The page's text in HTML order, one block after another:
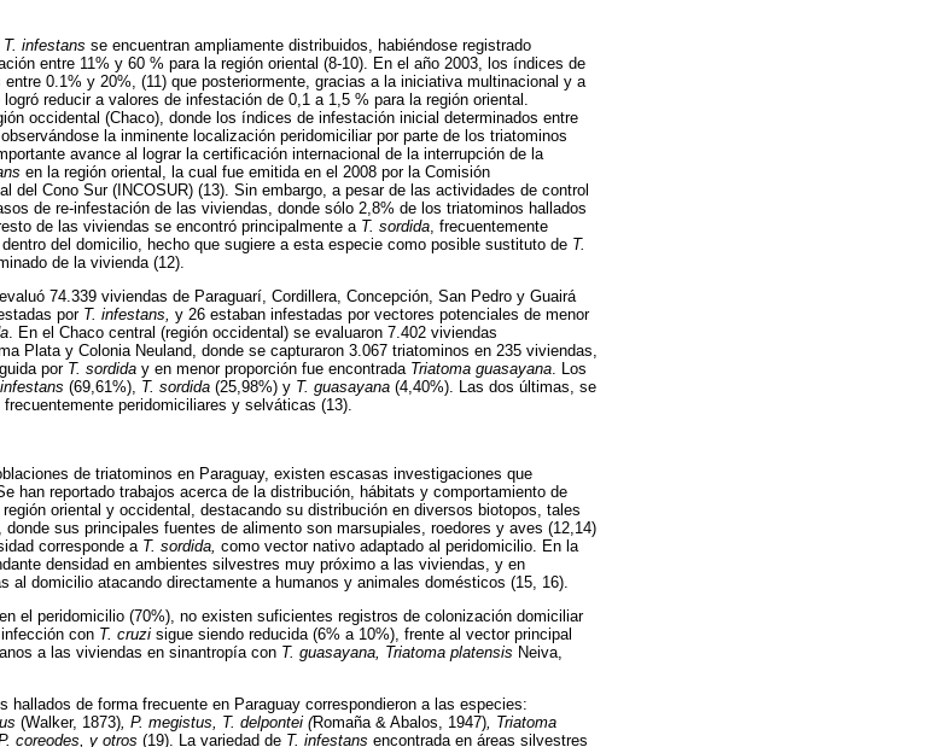
T. infestans se encuentran ampliamente distribuidos, habiéndose registrado
entre 11% y 60 % para la región oriental (8-10). En el año 2003, los índices de
0.1% y 20%, (11) que posteriormente, gracias a la iniciativa multinacional y a
reducir a valores de infestación de 0,1 a 1,5 % para la región oriental.
occidental (Chaco), donde los índices de infestación inicial determinados entre
la inminente localización peridomiciliar por parte de los triatominos
avance al lograr la certificación internacional de la interrupción de la
en la región oriental, la cual fue emitida en el 2008 por la Comisión
del Cono Sur (INCOSUR) (13). Sin embargo, a pesar de las actividades de control
de re-infestación de las viviendas, donde sólo 2,8% de los triatominos hallados
de las viviendas se encontró principalmente a T. sordida , frecuentemente
del domicilio, hecho que sugiere a esta especie como posible sustituto de T.
de la vivienda (12).
74.339 viviendas de Paraguarí, Cordillera, Concepción, San Pedro y Guairá
porT. infestans, y 26 estaban infestadas por vectores potenciales de menor
. En el Chaco central (región occidental) se evaluaron 7.402 viviendas
Plata y Colonia Neuland, donde se capturaron 3.067 triatominos en 235 viviendas,
por T. sordida y en menor proporción fue encontradaTriatoma guasayana. Los
(69,61%), T. sordida (25,98%) y T. guasayana (4,40%). Las dos últimas, se
peridomiciliares y selváticas (13).
de triatominos en Paraguay, existen escasas investigaciones que
Se han reportado trabajos acerca de la distribución, hábitats y comportamiento de
oriental y occidental, destacando su distribución en diversos biotopos, tales
sus principales fuentes de alimento son marsupiales, roedores y aves (12,14)
corresponde a T. sordida, como vector nativo adaptado al peridomicilio. En la
densidad en ambientes silvestres muy próximo a las viviendas, y en
al domicilio atacando directamente a humanos y animales domésticos (15, 16).
en el peridomicilio (70%), no existen suficientes registros de colonización domiciliar
con T. cruzi sigue siendo reducida (6% a 10%), frente al vector principal
a las viviendas en sinantropía con T. guasayana, Triatoma platensis Neiva,
hallados de forma frecuente en Paraguay correspondieron a las especies:
(Walker, 1873) , P. megistus, T. delpontei (Romaña & Abalos, 1947) , Triatoma
coreodes, y otros (19). La variedad de T. infestans encontrada en áreas silvestres